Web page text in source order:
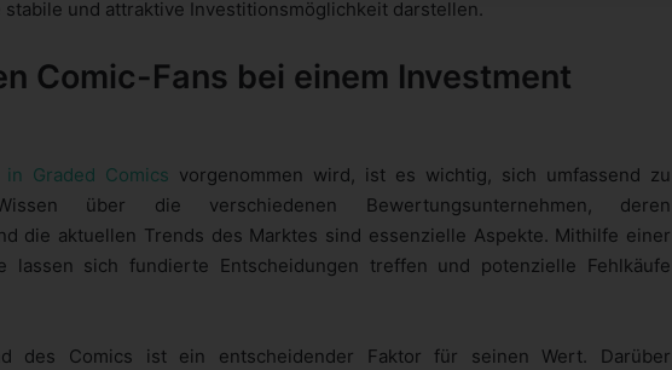
und attraktive Investitionsmöglichkeit darstellen.
Comic-Fans bei einem Investment
in Graded Comics vorgenommen wird, ist es wichtig, sich umfassend zu
über die verschiedenen Bewertungsunternehmen, deren
die aktuellen Trends des Marktes sind essenzielle Aspekte. Mithilfe einer
lassen sich fundierte Entscheidungen treffen und potenzielle Fehlkäufe
des Comics ist ein entscheidender Faktor für seinen Wert. Darüber